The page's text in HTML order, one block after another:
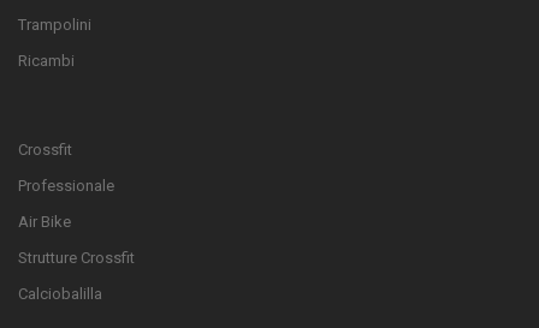
Trampolini
Ricambi
Crossfit
Professionale
Air Bike
Strutture Crossfit
Calciobalilla